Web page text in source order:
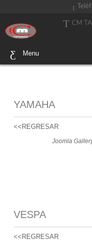
CM
Menu
YAMAHA
<<REGRESAR
Joomla
VESPA
<<REGRESAR